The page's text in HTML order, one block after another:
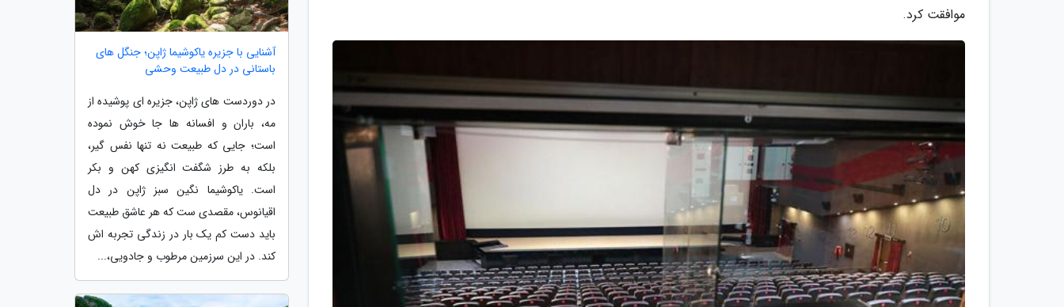
موافقت کرد.
آشنایی با جزیره یاکوشیما ژاپن؛ جنگل های
باستانی در دل طبیعت وحشی
در دوردست های ژاپن، جزیره ای پوشیده از
مه، باران و افسانه ها جا خوش نموده
است؛ جایی که طبیعت نه تنها نفس گیر،
بلکه به طرز شگفت انگیزی کهن و بکر
است. یاکوشیما نگین سبز ژاپن در دل
اقیانوس، مقصدی ست که هر عاشق طبیعت
باید دست کم یک بار در زندگی تجربه اش
کند. در این سرزمین مرطوب و جادویی،...